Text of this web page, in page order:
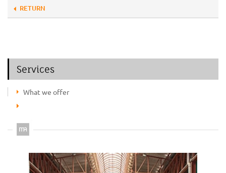
RETURN
Services
What we offer